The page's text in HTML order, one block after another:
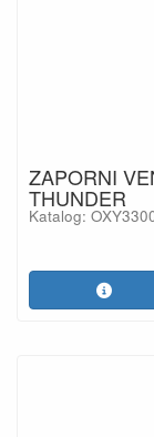
ZAPORNI
THUNDER
Katalog: